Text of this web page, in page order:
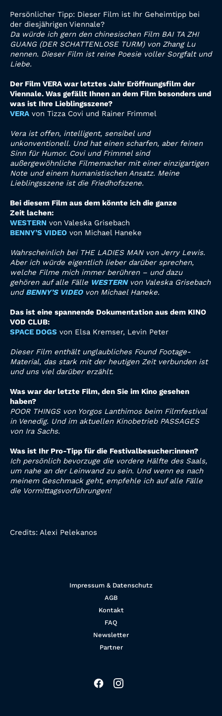
Persönlicher Tipp: Dieser Film ist Ihr Geheimtipp bei
der diesjährigen Viennale?
Da würde ich gern den chinesischen Film BAI TA ZHI
GUANG (DER SCHATTENLOSE TURM) von Zhang Lu
nennen. Dieser Film ist reine Poesie voller Sorgfalt und
Liebe.
Der Film VERA war letztes Jahr Eröffnungsfilm der
Viennale. Was gefällt Ihnen an dem Film besonders und
was ist Ihre Lieblingsszene?
VERA von Tizza Covi und Rainer Frimmel
Vera ist offen, intelligent, sensibel und
unkonventionell. Und hat einen scharfen, aber feinen
Sinn für Humor. Covi und Frimmel sind
außergewöhnliche Filmemacher mit einer einzigartigen
Note und einem humanistischen Ansatz. Meine
Lieblingsszene ist die Friedhofszene.
Bei diesem Film aus dem könnte ich die ganze
Zeit lachen:
WESTERN von Valeska Grisebach
BENNY’S VIDEO von Michael Haneke
Wahrscheinlich bei THE LADIES MAN von Jerry Lewis.
Aber ich würde eigentlich lieber darüber sprechen,
welche Filme mich immer berühren – und dazu
gehören auf alle Fälle WESTERNvon Valeska Grisebach
und BENNY’S VIDEOvon Michael Haneke.
Das ist eine spannende Dokumentation aus dem KINO
VOD CLUB:
SPACE DOGS von Elsa Kremser, Levin Peter
Dieser Film enthält unglaubliches Found Footage-
Material, das stark mit der heutigen Zeit verbunden ist
und uns viel darüber erzählt.
Was war der letzte Film, den Sie im Kino gesehen
haben?
POOR THINGS von Yorgos Lanthimos beim Filmfestival
in Venedig. Und im aktuellen Kinobetrieb PASSAGES
von Ira Sachs.
Was ist Ihr Pro-Tipp für die Festivalbesucher:innen?
Ich persönlich bevorzuge die vordere Hälfte des Saals,
um nahe an der Leinwand zu sein. Und wenn es nach
meinem Geschmack geht, empfehle ich auf alle Fälle
die Vormittagsvorführungen!
Credits: Alexi Pelekanos
Impressum & Datenschutz
AGB
Kontakt
FAQ
Newsletter
Partner